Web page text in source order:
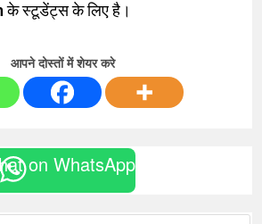
के स्टूडेंट्स के लिए है।
आपने दोस्तों में शेयर करे
on WhatsApp